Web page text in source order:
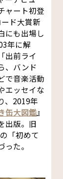
ャート初登
ド大賞新
にも出場し
年に解
出前ライ
、バンド
で音楽活動
エッセイな
、2019年
缶大図鑑』
出版。旧
「初めて
た。